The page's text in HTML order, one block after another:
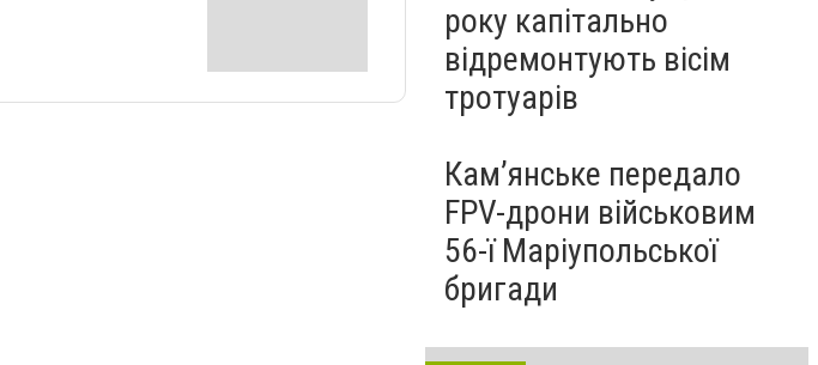
року капітально
відремонтують вісім
тротуарів
Кам’янське передало
FPV-дрони військовим
56-ї Маріупольської
бригади